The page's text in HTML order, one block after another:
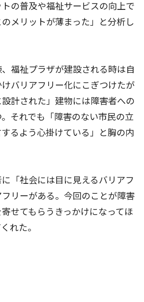
の普及や福祉サービスの向上で
のメリットが薄まった」と分析し
福祉プラザが建設される時は自
バリアフリー化にこぎつけたが
設計された」建物には障害者への
それでも「障害のない市民の立
るよう心掛けている」と胸の内
「社会には目に見えるバリアフ
リーがある。今回のことが障害
せてもらうきっかけになってほ
れた。